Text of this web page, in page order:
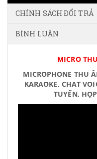
CHÍNH SÁCH ĐỔI TRẢ
BÌNH LUẬN
MICRO
MICROPHONE THU
KARAOKE, CHAT
TUYẾN,